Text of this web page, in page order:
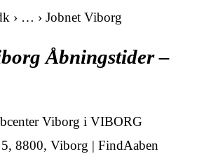
› … › Jobnet Viborg
Åbningstider –
Viborg i VIBORG
8800, Viborg | FindAaben